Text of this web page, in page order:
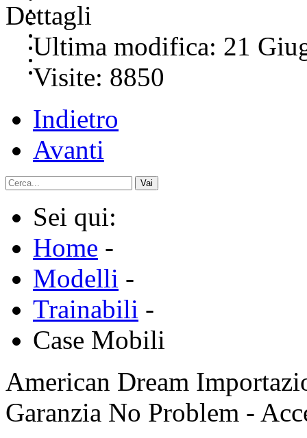
Dettagli
Ultima modifica: 21
Visite: 8850
Indietro
Avanti
Vai
Sei qui:
Home -
Modelli -
Trainabili -
Case Mobili
American Dream
Garanzia No Problem -